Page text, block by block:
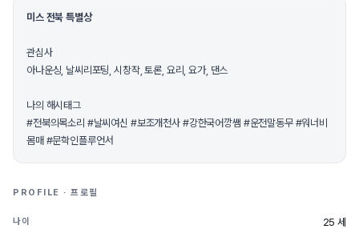
미스 전북 특별상
관심사
아나운싱, 날씨리포팅, 시창작, 토론, 요리, 요가, 댄스
나의 해시태그
#전북의목소리 #날씨여신 #보조개천사 #강한국어깡쌤 #운전말동무 #워너비
몸매 #문학인플루언서
PROFILE · 프로필
나이 25 세